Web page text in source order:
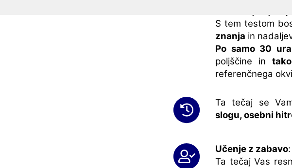
S tem testom
znanja in
Po samo 30
poljščine in
referenčnega
Ta tečaj se
slogu, osebni
Učenje z zabavo:
Ta tečaj Vas